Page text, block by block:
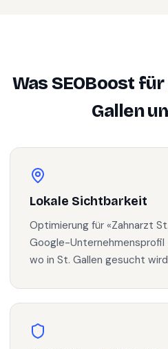
Was SEOBoost für
Gallen
Lokale Sichtbarkeit
Optimierung für «Zahnarzt
Google-
wo in St. Gallen gesucht